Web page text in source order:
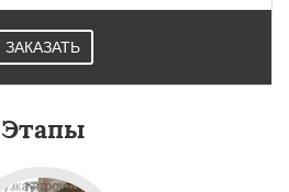
ЗАКАЗАТЬ
Этапы